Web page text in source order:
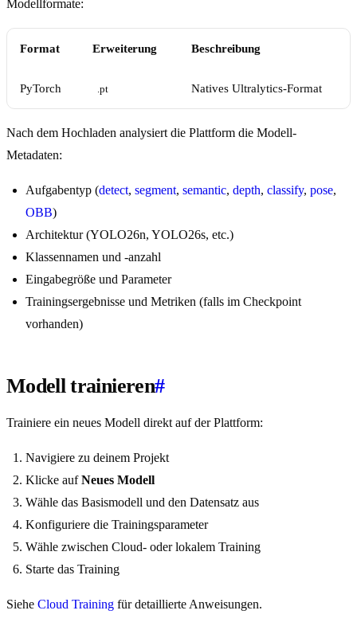
Modellformate:
Format Erweiterung Beschreibung
PyTorch .pt Natives Ultralytics-Format
Nach dem Hochladen analysiert die Plattform die Modell-
Metadaten:
Aufgabentyp (detect, segment, semantic, depth, classify, pose,
OBB)
Architektur (YOLO26n, YOLO26s, etc.)
Klassennamen und -anzahl
Eingabegröße und Parameter
Trainingsergebnisse und Metriken (falls im Checkpoint
vorhanden)
Modell trainieren#
Trainiere ein neues Modell direkt auf der Plattform:
Navigiere zu deinem Projekt
Klicke aufNeues Modell
Wähle das Basismodell und den Datensatz aus
Konfiguriere die Trainingsparameter
Wähle zwischen Cloud- oder lokalem Training
Starte das Training
Siehe Cloud Training für detaillierte Anweisungen.